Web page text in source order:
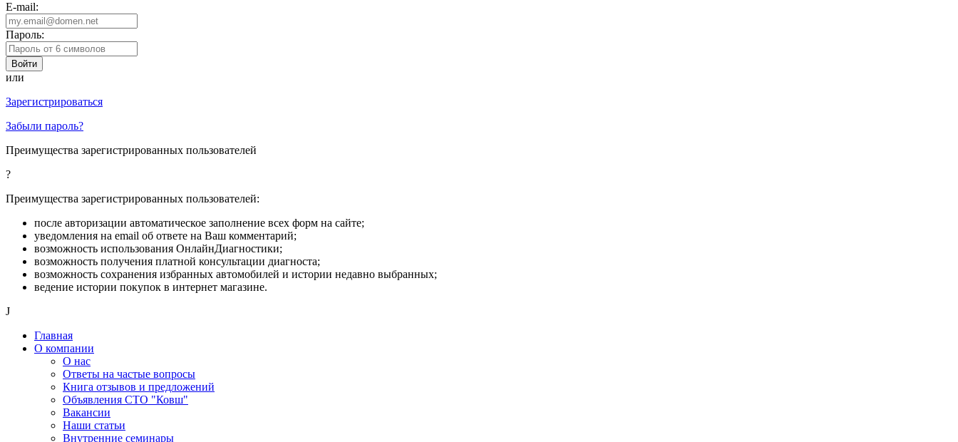
E-mail:
Пароль:
или
Зарегистрироваться
Забыли пароль?
Преимущества зарегистрированных пользователей
?
Преимущества зарегистрированных пользователей:
после авторизации автоматическое заполнение всех форм на сайте;
уведомления на email об ответе на Ваш комментарий;
возможность использования ОнлайнДиагностики;
возможность получения платной консультации диагноста;
возможность сохранения избранных автомобилей и истории недавно выбранных;
ведение истории покупок в интернет магазине.
J
Главная
О компании
О нас
Ответы на частые вопросы
Книга отзывов и предложений
Объявления СТО "Ковш"
Вакансии
Наши статьи
Внутренние семинары